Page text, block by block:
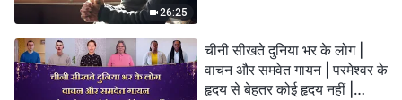
26:25
चीनी सीखते दुनिया भर के लोग |
वाचन और समवेत गायन | परमेश्वर के
हृदय से बेहतर कोई हृदय नहीं |